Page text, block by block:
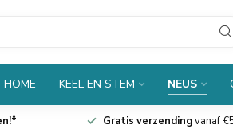
HOME KEEL EN STEM NEUS
Gratis verzendingvanaf